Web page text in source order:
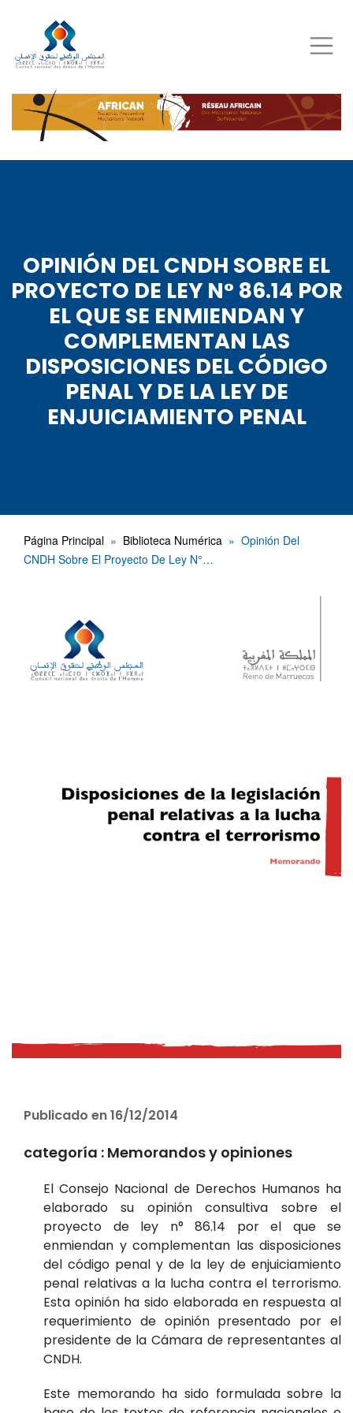
to
main
content
OPINIÓN DEL CNDH SOBRE EL
PROYECTO DE LEY N° 86.14 POR
EL QUE SE ENMIENDAN Y
COMPLEMENTAN LAS
DISPOSICIONES DEL CÓDIGO
PENAL Y DE LA LEY DE
ENJUICIAMIENTO PENAL
Página Principal Biblioteca Numérica
Opinión Del
CNDH Sobre El Proyecto De Ley N°…
Publicado en 16/12/2014
categoría : Memorandos y opiniones
El Consejo Nacional de Derechos Humanos ha
elaborado su opinión consultiva sobre el
proyecto de ley n° 86.14 por el que se
enmiendan y complementan las disposiciones
del código penal y de la ley de enjuiciamiento
penal relativas a la lucha contra el terrorismo.
Esta opinión ha sido elaborada en respuesta al
requerimiento de opinión presentado por el
presidente de la Cámara de representantes al
CNDH.
Este memorando ha sido formulada sobre la